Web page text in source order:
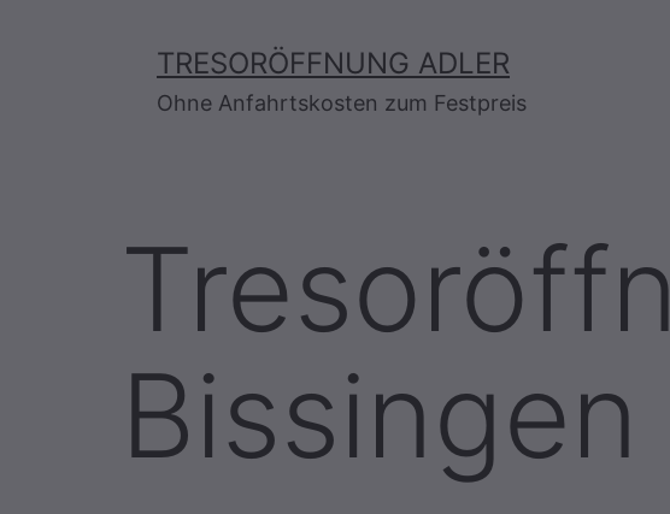
TRESORÖFFNUNG ADLER
Ohne Anfahrtskosten zum Festpreis
Bissingen